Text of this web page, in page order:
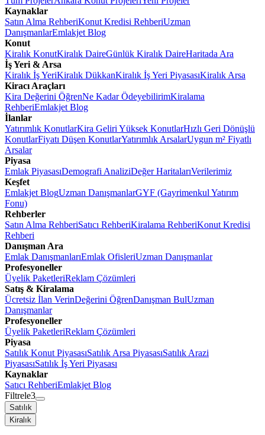
Kaynaklar
Satın Alma RehberiKonut Kredisi RehberiUzman
DanışmanlarEmlakjet Blog
Konut
Kiralık KonutKiralık DaireGünlük Kiralık DaireHaritada Ara
İş Yeri & Arsa
Kiralık İş YeriKiralık DükkanKiralık İş Yeri PiyasasıKiralık Arsa
Kiracı Araçları
Kira Değerini ÖğrenNe Kadar ÖdeyebilirimKiralama
RehberiEmlakjet Blog
İlanlar
Yatırımlık KonutlarKira Geliri Yüksek KonutlarHızlı Geri Dönüşlü
KonutlarFiyatı Düşen KonutlarYatırımlık ArsalarUygun m² Fiyatlı
Arsalar
Piyasa
Emlak PiyasasıDemografi AnaliziDeğer HaritalarıVerilerimiz
Keşfet
Emlakjet BlogUzman DanışmanlarGYF (Gayrimenkul Yatırım
Fonu)
Rehberler
Satın Alma RehberiSatıcı RehberiKiralama RehberiKonut Kredisi
Rehberi
Danışman Ara
Emlak DanışmanlarıEmlak OfisleriUzman Danışmanlar
Profesyoneller
Üyelik PaketleriReklam Çözümleri
Satış & Kiralama
Ücretsiz İlan VerinDeğerini ÖğrenDanışman BulUzman
Danışmanlar
Profesyoneller
Üyelik PaketleriReklam Çözümleri
Piyasa
Satılık Konut PiyasasıSatılık Arsa PiyasasıSatılık Arazi
PiyasasıSatılık İş Yeri Piyasası
Kaynaklar
Satıcı RehberiEmlakjet Blog
Filtrele3
Satılık
Kiralık